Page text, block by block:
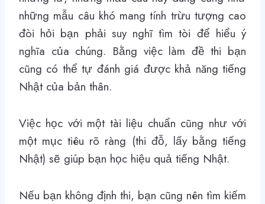
những mẫu câu khó mang tính trừu tượng cao
đòi hỏi bạn phải suy nghĩ tìm tòi để hiểu ý
nghĩa của chúng. Bằng việc làm đề thi bạn
cũng có thể tự đánh giá được khả năng tiếng
Nhật của bản thân.
Việc học với một tài liệu chuẩn cũng như với
một mục tiêu rõ ràng (thi đỗ, lấy bằng tiếng
Nhật) sẽ giúp bạn học hiệu quả tiếng Nhật.
Nếu bạn không định thi, bạn cũng nên tìm kiếm